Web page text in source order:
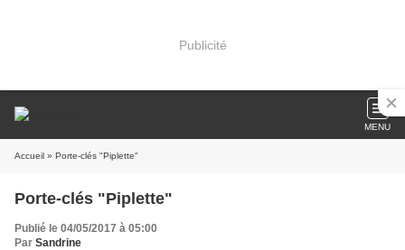
Publicité
MENU
Accueil » Porte-clés "Piplette"
Porte-clés "Piplette"
Publié le 04/05/2017 à 05:00
Par Sandrine